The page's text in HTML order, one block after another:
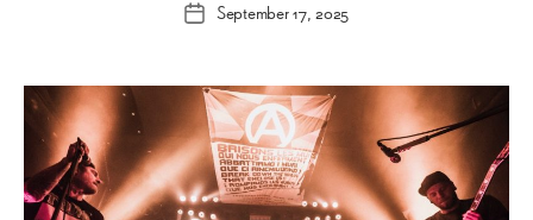
Veröffentlichungsdatum
September 17, 2025